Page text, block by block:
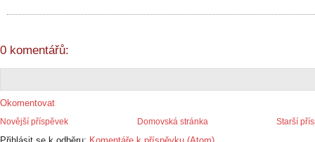
0 komentářů:
Okomentovat
Novější příspěvek Starší
Domovská stránka